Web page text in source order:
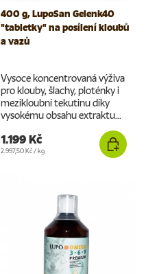
400 g, LupoSan Gelenk40
"tabletky" na posílení kloubů
a vazů
Vysoce koncentrovaná výživa
pro klouby, šlachy, ploténky i
mezikloubní tekutinu díky
vysokému obsahu extraktu...
1.199 Kč
Cena za jednotku
2.997,50 Kč /kg